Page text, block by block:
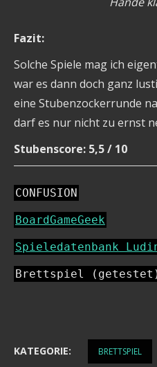
Fazit:
Solche Spiele mag ich
war es dann doch ganz
eine Stubenzockerrunde
darf es nur nicht zu ernst
Stubenscore: 5,5 / 10
CONFUSION
BoardGameGeek
Spieledatenbank
Brettspiel
KATEGORIE: BRETTSPIEL